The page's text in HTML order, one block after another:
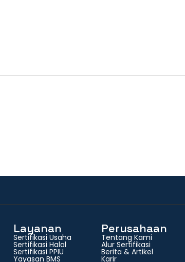
Layanan
Sertifikasi Usaha
Sertifikasi Halal
Sertifikasi PPIU
Yayasan BMS
Perusahaan
Tentang Kami
Alur Sertifikasi
Berita & Artikel
Karir